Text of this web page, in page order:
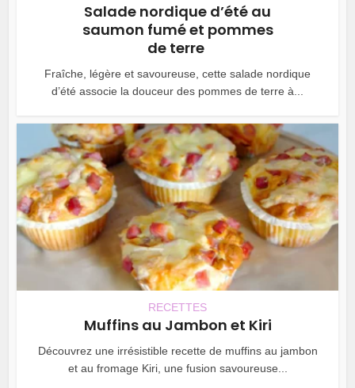
Salade nordique d’été au
saumon fumé et pommes
de terre
Fraîche, légère et savoureuse, cette salade nordique
d’été associe la douceur des pommes de terre à...
RECETTES
Muffins au Jambon et Kiri
Découvrez une irrésistible recette de muffins au jambon
et au fromage Kiri, une fusion savoureuse...